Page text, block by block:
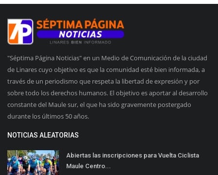
"Séptima Página Noticias" en un Medio de Comunicación de la ciudad
de Linares cuyo objetivo es que la comunidad esté bien informada, a
través de un periodismo que respeta la libertad de expresión y por
sobre todo los derechos humanos. El objetivo es aportar al desarrollo
constante del Maule sur, el que ha sido gravemente postergado
durante los últimos 50 años.
NOTICIAS ALEATORIAS
Abiertas las inscripciones para Vuelta Ciclista
Maule Centro...